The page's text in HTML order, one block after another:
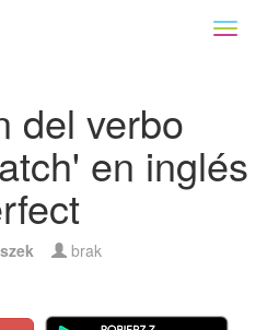
del verbo
en inglés
brak